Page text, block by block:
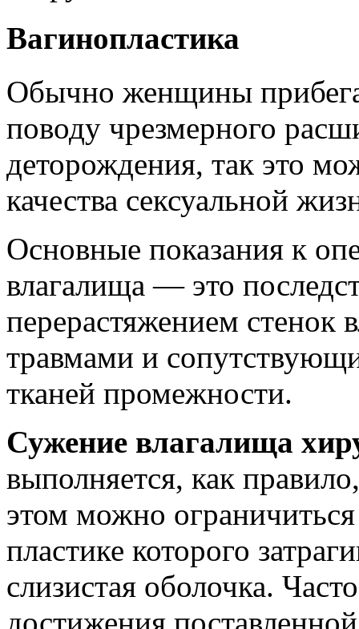
Вагинопластика
Обычно женщины
поводу чрезмерного
деторождения, так это
качества сексуальной
Основные показания к
влагалища — это
перерастяжением стенок
травмами и
тканей промежности.
Сужение влагалища
выполняется, как
этом можно
пластике которого
слизистая оболочка.
достижения